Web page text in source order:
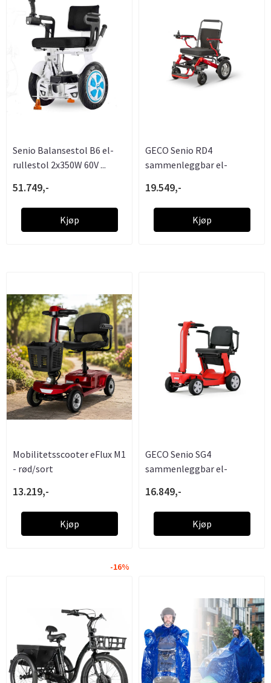
Senio Balansestol B6 el-
rullestol 2x350W 60V ...
51.749,-
Kjøp
GECO Senio RD4
sammenleggbar el-
19.549,-
Kjøp
Mobilitetsscooter eFlux M1
- rød/sort
13.219,-
Kjøp
GECO Senio SG4
sammenleggbar el-
16.849,-
Kjøp
-16%